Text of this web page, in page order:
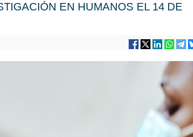
EN HUMANOS EL 14 DE